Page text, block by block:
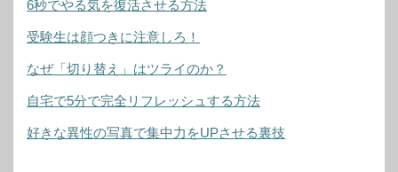
6秒でやる気を復活させる方法
受験生は顔つきに注意しろ！
なぜ「切り替え」はツライのか？
自宅で5分で完全リフレッシュする方法
好きな異性の写真で集中力をUPさせる裏技